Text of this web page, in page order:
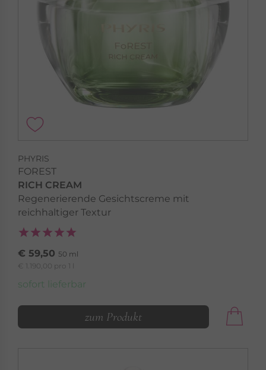
PHYRIS
FOREST
RICH CREAM
Regenerierende Gesichtscreme mit
reichhaltiger Textur
€ 59,50 50 ml
€ 1.190,00 pro 1 l
sofort lieferbar
zum Produkt